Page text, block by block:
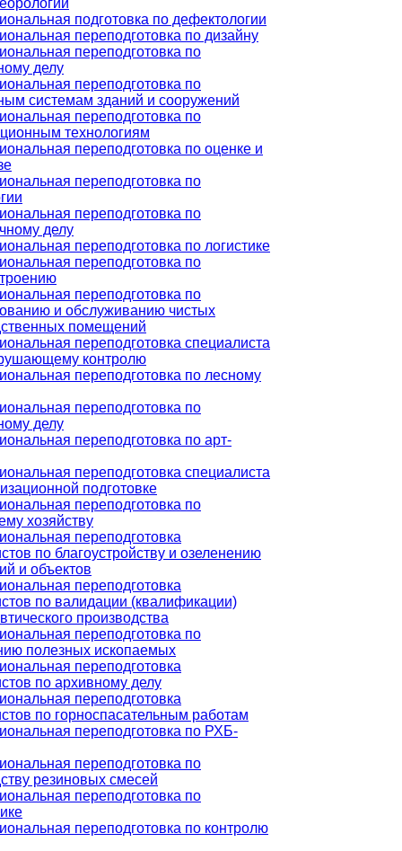
подготовка по дефектологии
переподготовка по дизайну
переподготовка по
делу
переподготовка по
системам зданий и сооружений
переподготовка по
технологиям
переподготовка по оценке и
переподготовка по
переподготовка по
делу
переподготовка по логистике
переподготовка по
переподготовка по
и обслуживанию чистых
помещений
переподготовка специалиста
контролю
переподготовка по лесному
переподготовка по
делу
переподготовка по арт-
переподготовка специалиста
подготовке
переподготовка по
хозяйству
переподготовка
по благоустройству и озеленению
и объектов
переподготовка
по валидации (квалификации)
производства
переподготовка по
полезных ископаемых
переподготовка
по архивному делу
переподготовка
по горноспасательным работам
переподготовка по РХБ-
переподготовка по
резиновых смесей
переподготовка по
переподготовка по контролю